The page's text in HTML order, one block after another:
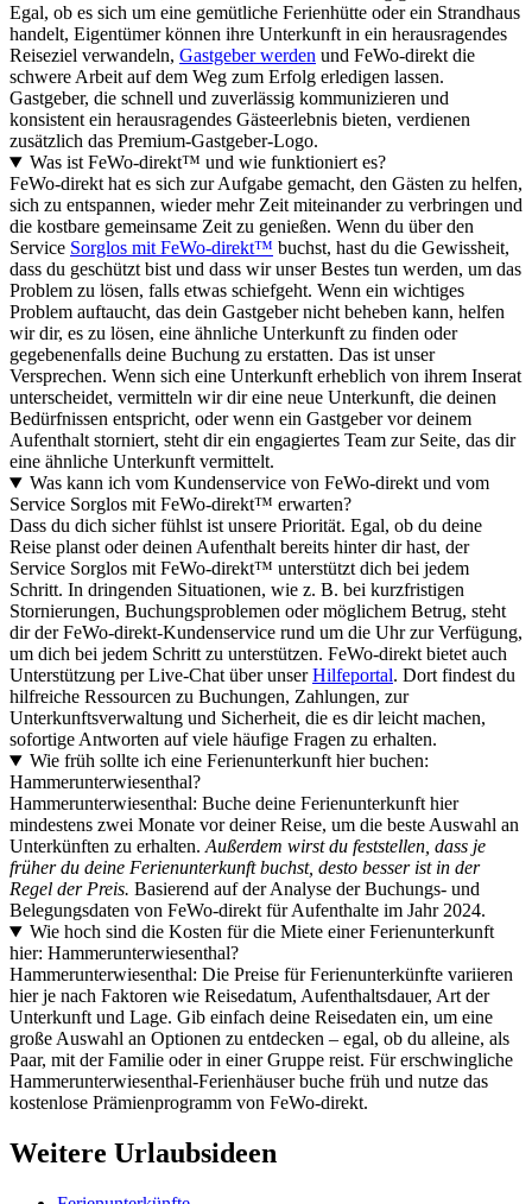
Egal, ob es sich um eine gemütliche Ferienhütte oder ein Strandhaus
handelt, Eigentümer können ihre Unterkunft in ein herausragendes
Reiseziel verwandeln, Gastgeber werden und FeWo-direkt die
schwere Arbeit auf dem Weg zum Erfolg erledigen lassen.
Gastgeber, die schnell und zuverlässig kommunizieren und
konsistent ein herausragendes Gästeerlebnis bieten, verdienen
zusätzlich das Premium-Gastgeber-Logo.
Was ist FeWo-direkt™ und wie funktioniert es?
FeWo-direkt hat es sich zur Aufgabe gemacht, den Gästen zu helfen,
sich zu entspannen, wieder mehr Zeit miteinander zu verbringen und
die kostbare gemeinsame Zeit zu genießen. Wenn du über den
Service Sorglos mit FeWo-direkt™ buchst, hast du die Gewissheit,
dass du geschützt bist und dass wir unser Bestes tun werden, um das
Problem zu lösen, falls etwas schiefgeht. Wenn ein wichtiges
Problem auftaucht, das dein Gastgeber nicht beheben kann, helfen
wir dir, es zu lösen, eine ähnliche Unterkunft zu finden oder
gegebenenfalls deine Buchung zu erstatten. Das ist unser
Versprechen. Wenn sich eine Unterkunft erheblich von ihrem Inserat
unterscheidet, vermitteln wir dir eine neue Unterkunft, die deinen
Bedürfnissen entspricht, oder wenn ein Gastgeber vor deinem
Aufenthalt storniert, steht dir ein engagiertes Team zur Seite, das dir
eine ähnliche Unterkunft vermittelt.
Was kann ich vom Kundenservice von FeWo-direkt und vom
Service Sorglos mit FeWo-direkt™ erwarten?
Dass du dich sicher fühlst ist unsere Priorität. Egal, ob du deine
Reise planst oder deinen Aufenthalt bereits hinter dir hast, der
Service Sorglos mit FeWo-direkt™ unterstützt dich bei jedem
Schritt. In dringenden Situationen, wie z. B. bei kurzfristigen
Stornierungen, Buchungsproblemen oder möglichem Betrug, steht
dir der FeWo-direkt-Kundenservice rund um die Uhr zur Verfügung,
um dich bei jedem Schritt zu unterstützen. FeWo-direkt bietet auch
Unterstützung per Live-Chat über unserHilfeportal. Dort findest du
hilfreiche Ressourcen zu Buchungen, Zahlungen, zur
Unterkunftsverwaltung und Sicherheit, die es dir leicht machen,
sofortige Antworten auf viele häufige Fragen zu erhalten.
Wie früh sollte ich eine Ferienunterkunft hier buchen:
Hammerunterwiesenthal?
Hammerunterwiesenthal: Buche deine Ferienunterkunft hier
mindestens zwei Monate vor deiner Reise, um die beste Auswahl an
Unterkünften zu erhalten. Außerdem wirst du feststellen, dass je
früher du deine Ferienunterkunft buchst, desto besser ist in der
Regel der Preis. Basierend auf der Analyse der Buchungs- und
Belegungsdaten von FeWo-direkt für Aufenthalte im Jahr 2024.
Wie hoch sind die Kosten für die Miete einer Ferienunterkunft
hier: Hammerunterwiesenthal?
Hammerunterwiesenthal: Die Preise für Ferienunterkünfte variieren
hier je nach Faktoren wie Reisedatum, Aufenthaltsdauer, Art der
Unterkunft und Lage. Gib einfach deine Reisedaten ein, um eine
große Auswahl an Optionen zu entdecken – egal, ob du alleine, als
Paar, mit der Familie oder in einer Gruppe reist. Für erschwingliche
Hammerunterwiesenthal-Ferienhäuser buche früh und nutze das
kostenlose Prämienprogramm von FeWo-direkt.
Weitere Urlaubsideen